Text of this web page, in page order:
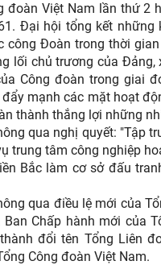
đoàn Việt Nam lần thứ 2
Đại hội tổng kết những
công Đoàn trong thời gian
lối chủ trương của Đảng,
Công đoàn trong giai
mạnh các mặt hoạt
thành thắng lợi những
qua nghị quyết: "Tập
trung tâm công nghiệp
Bắc làm cơ sở đấu
qua điều lệ mới của
Ban Chấp hành mới của
đổi tên Tổng Liên
Công đoàn Việt Nam.